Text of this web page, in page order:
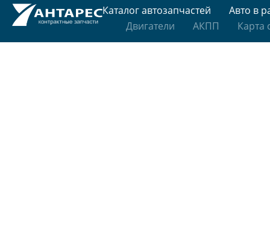
Каталог автозапчастей
Авто в
Двигатели
АКПП Карта